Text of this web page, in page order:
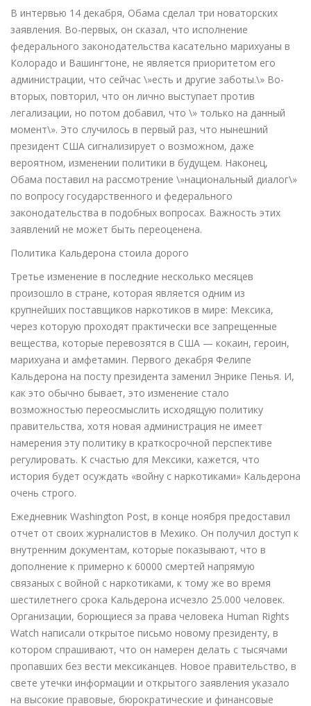
В интервью 14 декабря, Обама сделал три новаторских
заявления. Во-первых, он сказал, что исполнение
федерального законодательства касательно марихуаны в
Колорадо и Вашингтоне, не является приоритетом его
администрации, что сейчас \»есть и другие заботы.\» Во-
вторых, повторил, что он лично выступает против
легализации, но потом добавил, что \» только на данный
момент\». Это случилось в первый раз, что нынешний
президент США сигнализирует о возможном, даже
вероятном, изменении политики в будущем. Наконец,
Обама поставил на рассмотрение \»национальный диалог\»
по вопросу государственного и федерального
законодательства в подобных вопросах. Важность этих
заявлений не может быть переоценена.
Политика Кальдерона стоила дорого
Третье изменение в последние несколько месяцев
произошло в стране, которая является одним из
крупнейших поставщиков наркотиков в мире: Мексика,
через которую проходят практически все запрещенные
вещества, которые перевозятся в США — кокаин, героин,
марихуана и амфетамин. Первого декабря Фелипе
Кальдерона на посту президента заменил Энрике Пенья. И,
как это обычно бывает, это изменение стало
возможностью переосмыслить исходящую политику
правительства, хотя новая администрация не имеет
намерения эту политику в краткосрочной перспективе
регулировать. К счастью для Мексики, кажется, что
история будет осуждать «войну с наркотиками» Кальдерона
очень строго.
Ежедневник Washington Post, в конце ноября предоставил
отчет от своих журналистов в Мехико. Он получил доступ к
внутренним документам, которые показывают, что в
дополнение к примерно к 60000 смертей напрямую
связаных с войной с наркотиками, к тому же во время
шестилетнего срока Кальдерона исчезло 25.000 человек.
Организации, борющиеся за права человека Human Rights
Watch написали открытое письмо новому президенту, в
котором спрашивают, что он намерен делать с тысячами
пропавших без вести мексиканцев. Новое правительство, в
свете утечки информации и открытого заявления указало
на высокие правовые, бюрократические и финансовые